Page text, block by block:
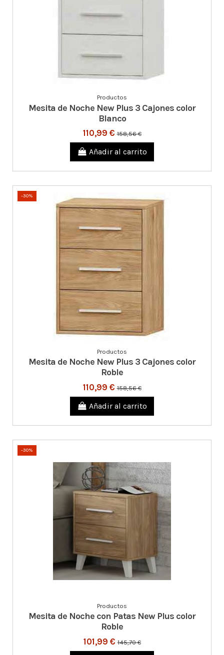
Productos
Mesita de Noche New Plus 3 Cajones color
Blanco
110,99 €158,56 €
Añadir al carrito
-30%
Productos
Mesita de Noche New Plus 3 Cajones color
Roble
110,99 €158,56 €
Añadir al carrito
-30%
Productos
Mesita de Noche con Patas New Plus color
Roble
101,99 €145,70 €